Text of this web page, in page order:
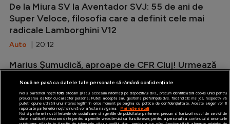
De la Miura SV la Aventador SVJ: 55 de ani de
Super Veloce, filosofia care a definit cele mai
radicale Lamborghini V12
Auto | 20:12
Marius Șumudică, aproape de CFR Cluj! Urmează
SuperLiga| 19:32
Nouă ne pasă ca datele tale personale să rămână confidențiale
Noi și partenerii noștri 1019stocăm și/sau accesăm informații pe dispozitivul dvs., precum identificatorii cookie unici pentru
prelucrarea datelor cu caracter personal. Puteți accepta sau gestiona preferințele dvs. făcând clic mai jos, respectiv vă
puteți opune utilizării unui interes legitim în orice moment pe pagina cu politica de confidențialitate. Aceste alegeri vor fi
raportate partenerilor noștri și nu vă vor afecta navigarea.
Mai multe detalii
Noi si partenerii nostri (retelele de socializare si agentiile de publicitate partenere, precum si furnizorii nostri de servicii de
date analitice) prelucram date pentru a permite website-ului sa functioneze, pentru a personaliza continutul si anunturile